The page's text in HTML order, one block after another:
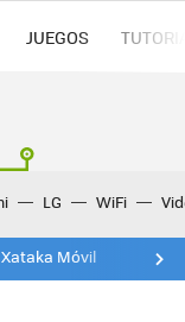
JUEGOS
LG WiFi
Móvil